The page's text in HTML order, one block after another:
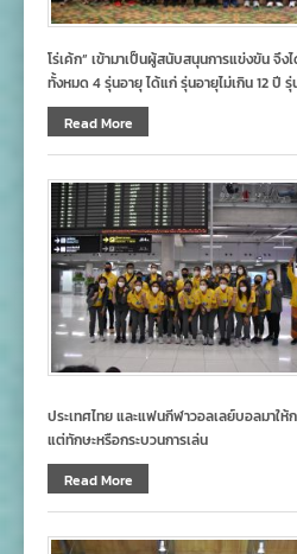
โร่เค้ก” เข้ามาเป็นผู้สนับสนุนการแข่งขัน จึ
ทั้งหมด 4 รุ่นอายุ ได้แก่ รุ่นอายุไม่เกิน 12 ปี รุ่
Read More
ประเทศไทย และแฟนกีฬาวอลเลย์บอลมาใ
แต่ทักษะหรือกระบวนการเล่น
Read More